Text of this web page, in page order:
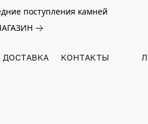
поступления камней
ДОСТАВКА КОНТАКТЫ